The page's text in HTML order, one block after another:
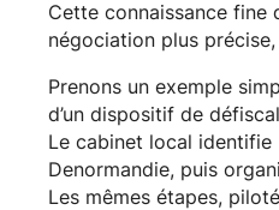
Cette connaissance
négociation plus
Prenons un exemple
d’un dispositif de
Le cabinet local
Denormandie, puis
Les mêmes étapes,